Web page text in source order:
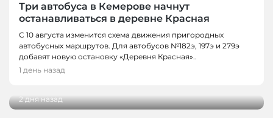
Три автобуса в Кемерове начнут
останавливаться в деревне Красная
С 10 августа изменится схема движения пригородных
автобусных маршрутов. Для автобусов №182э, 197э и 279э
добавят новую остановку «Деревня Красная»..
1 день назад
НОВОСТИ
В Кузбассе наградили лучших тренеров,
2 дня назад
НОВОСТИ, НОВОСТИ КЕМЕРОВО
годом